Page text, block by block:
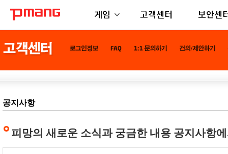
게임 고객센터 보안센
공지사항
피망의 새로운 소식과 궁금한 내용 공지사항